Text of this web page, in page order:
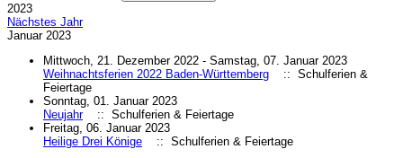
2023
Nächstes Jahr
Januar 2023
Mittwoch, 21. Dezember 2022 - Samstag, 07. Januar 2023
Weihnachtsferien 2022 Baden-Württemberg
:: Schulferien &
Feiertage
Sonntag, 01. Januar 2023
Neujahr
:: Schulferien & Feiertage
Freitag, 06. Januar 2023
Heilige Drei Könige
:: Schulferien & Feiertage